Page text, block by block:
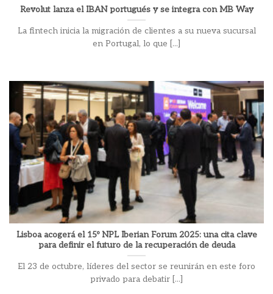
Revolut lanza el IBAN portugués y se integra con MB Way
La fintech inicia la migración de clientes a su nueva sucursal
en Portugal, lo que [...]
Lisboa acogerá el 15º NPL Iberian Forum 2025: una cita clave
para definir el futuro de la recuperación de deuda
El 23 de octubre, líderes del sector se reunirán en este foro
privado para debatir [...]